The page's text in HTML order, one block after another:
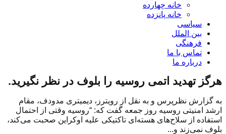
خانه چهارده
خانه پانزده
سیاسی
بین الملل
فرهنگی
تماس با ما
درباره ما
هرگز تهدید اتمی روسیه را بلوف در نظر نگیرید.
به گزارش نظرپرس و به نقل از رویترز، دیمیتری مدودف، مقام
ارشد امنیتی روسیه روز جمعه گفت که: “روسیه وقتی از احتمال
استفاده از سلاح‌های هسته‌ای تاکتیکی علیه اوکراین صحبت می‌کند،
بلوف نمی‌زند و...